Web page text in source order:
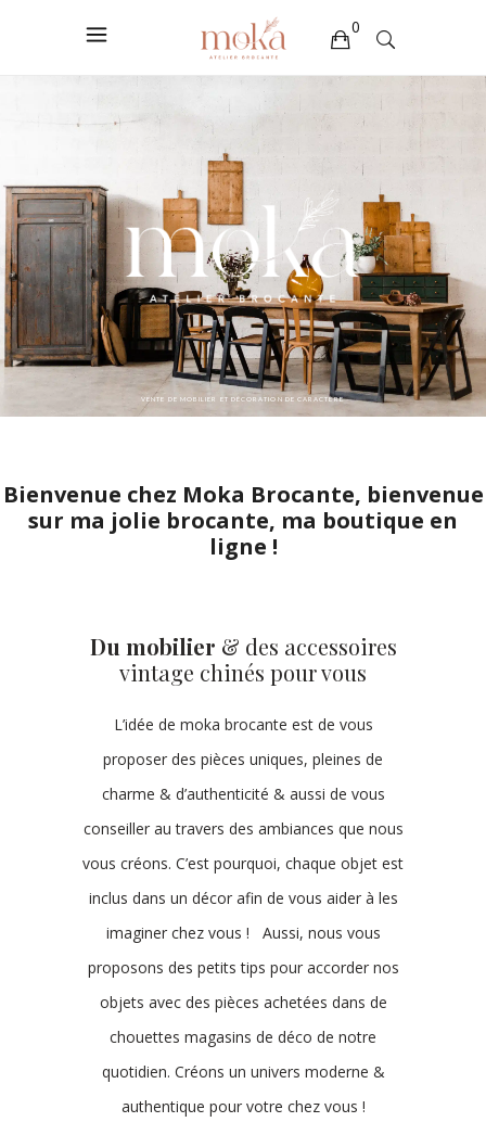
0
VENTE DE MOBILIER ET DÉCORATION DE CARACTÈRE
Bienvenue chez Moka Brocante, bienvenue
sur ma jolie brocante, ma boutique en
ligne !
Du mobilier & des accessoires
vintage chinés pour vous
L’idée de moka brocante est de vous
proposer des pièces uniques, pleines de
charme & d’authenticité & aussi de vous
conseiller au travers des ambiances que nous
vous créons. C’est pourquoi, chaque objet est
inclus dans un décor afin de vous aider à les
imaginer chez vous ! Aussi, nous vous
proposons des petits tips pour accorder nos
objets avec des pièces achetées dans de
chouettes magasins de déco de notre
quotidien. Créons un univers moderne &
authentique pour votre chez vous !